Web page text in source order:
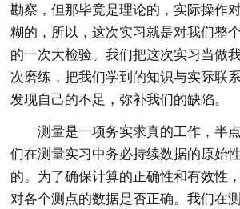
勘察，但那毕竟是理论的，实际操作
糊的，所以，这次实习就是对我们整
的一次大检验。我们把这次实习当做
次磨练，把我们学到的知识与实际联
发现自己的不足，弥补我们的缺陷。
测量是一项务实求真的工作，半
们在测量实习中务必持续数据的原始
的。为了确保计算的正确性和有效性
对各个测点的数据是否正确。我们在